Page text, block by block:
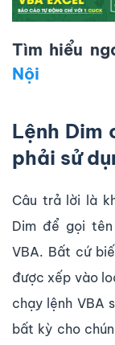
Tìm hiểu
Nội
Lệnh Dim
phải sử
Câu trả lời là
Dim để gọi
VBA. Bất cứ
được xếp vào
chạy lệnh VBA
bất kỳ cho